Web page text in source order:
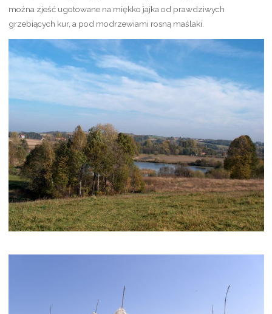
można zjeść ugotowane na miękko jajka od prawdziwych
grzebiących kur, a pod modrzewiami rosną maślaki.